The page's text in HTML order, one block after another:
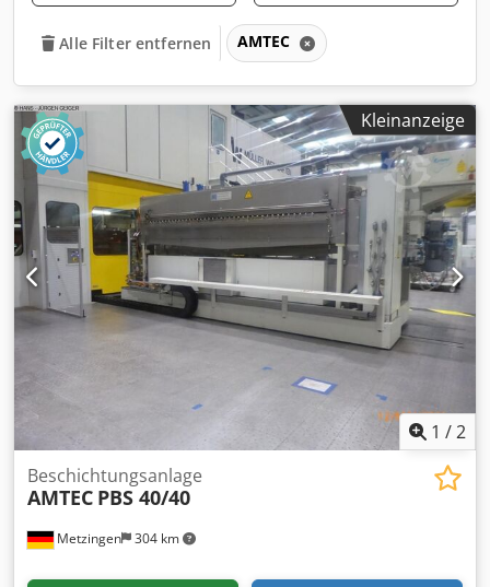
Alle Filter entfernen AMTEC
Kleinanzeige
1 /2
Metzingen 304 km
Beschichtungsanlage
AMTEC PBS 40/40